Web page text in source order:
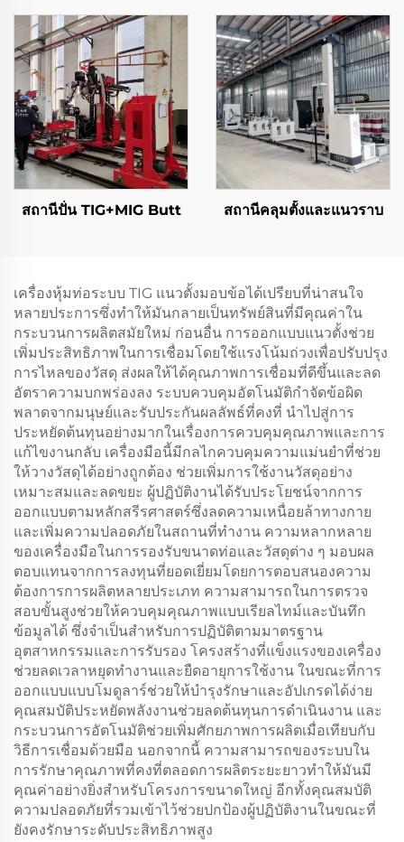
สถานีปั่น TIG+MIG Butt สถานีคลุมตั้งและแนวราบ
เครื่องหุ้มท่อระบบ TIG แนวตั้งมอบข้อได้เปรียบที่น่าสนใจ
หลายประการซึ่งทำให้มันกลายเป็นทรัพย์สินที่มีคุณค่าใน
กระบวนการผลิตสมัยใหม่ ก่อนอื่น การออกแบบแนวตั้งช่วย
เพิ่มประสิทธิภาพในการเชื่อมโดยใช้แรงโน้มถ่วงเพื่อปรับปรุง
การไหลของวัสดุ ส่งผลให้ได้คุณภาพการเชื่อมที่ดีขึ้นและลด
อัตราความบกพร่องลง ระบบควบคุมอัตโนมัติกำจัดข้อผิด
พลาดจากมนุษย์และรับประกันผลลัพธ์ที่คงที่ นำไปสู่การ
ประหยัดต้นทุนอย่างมากในเรื่องการควบคุมคุณภาพและการ
แก้ไขงานกลับ เครื่องมือนี้มีกลไกควบคุมความแม่นยำที่ช่วย
ให้วางวัสดุได้อย่างถูกต้อง ช่วยเพิ่มการใช้งานวัสดุอย่าง
เหมาะสมและลดขยะ ผู้ปฏิบัติงานได้รับประโยชน์จากการ
ออกแบบตามหลักสรีรศาสตร์ซึ่งลดความเหนื่อยล้าทางกาย
และเพิ่มความปลอดภัยในสถานที่ทำงาน ความหลากหลาย
ของเครื่องมือในการรองรับขนาดท่อและวัสดุต่าง ๆ มอบผล
ตอบแทนจากการลงทุนที่ยอดเยี่ยมโดยการตอบสนองความ
ต้องการการผลิตหลายประเภท ความสามารถในการตรวจ
สอบขั้นสูงช่วยให้ควบคุมคุณภาพแบบเรียลไทม์และบันทึก
ข้อมูลได้ ซึ่งจำเป็นสำหรับการปฏิบัติตามมาตรฐาน
อุตสาหกรรมและการรับรอง โครงสร้างที่แข็งแรงของเครื่อง
ช่วยลดเวลาหยุดทำงานและยืดอายุการใช้งาน ในขณะที่การ
ออกแบบแบบโมดูลาร์ช่วยให้บำรุงรักษาและอัปเกรดได้ง่าย
คุณสมบัติประหยัดพลังงานช่วยลดต้นทุนการดำเนินงาน และ
กระบวนการอัตโนมัติช่วยเพิ่มศักยภาพการผลิตเมื่อเทียบกับ
วิธีการเชื่อมด้วยมือ นอกจากนี้ ความสามารถของระบบใน
การรักษาคุณภาพที่คงที่ตลอดการผลิตระยะยาวทำให้มันมี
คุณค่าอย่างยิ่งสำหรับโครงการขนาดใหญ่ อีกทั้งคุณสมบัติ
ความปลอดภัยที่รวมเข้าไว้ช่วยปกป้องผู้ปฏิบัติงานในขณะที่
ยังคงรักษาระดับประสิทธิภาพสูง